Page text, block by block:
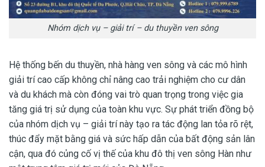
Nhóm dịch vụ – giải trí – du thuyền ven sông
Hệ thống bến du thuyền, nhà hàng ven sông và các mô hình
giải trí cao cấp không chỉ nâng cao trải nghiệm cho cư dân
và du khách mà còn đóng vai trò quan trọng trong việc gia
tăng giá trị sử dụng của toàn khu vực. Sự phát triển đồng bộ
của nhóm dịch vụ – giải trí này tạo ra tác động lan tỏa rõ rệt,
thúc đẩy mặt bằng giá và sức hấp dẫn của bất động sản lân
cận, qua đó củng cố vị thế của khu đô thị ven sông Hàn như